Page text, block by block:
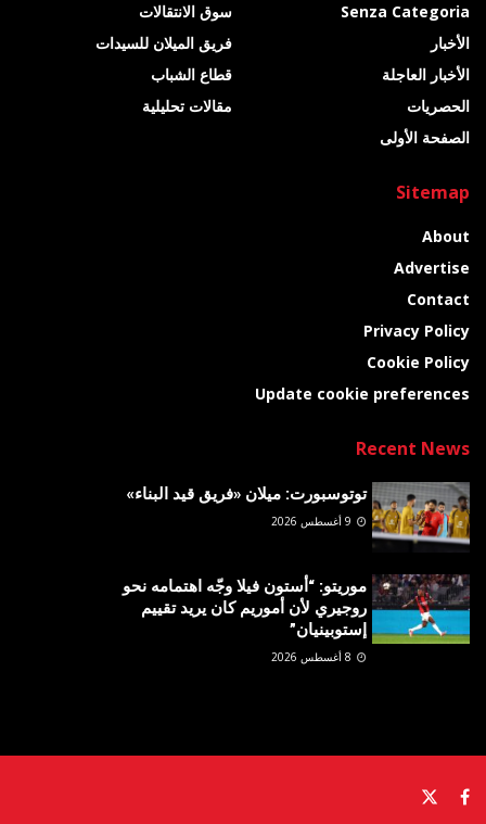
Senza Categoria
الأخبار
الأخبار العاجلة
الحصريات
الصفحة الأولى
سوق الانتقالات
فريق الميلان للسيدات
قطاع الشباب
مقالات تحليلية
Sitemap
About
Advertise
Contact
Privacy Policy
Cookie Policy
Update cookie preferences
Recent News
توتوسبورت: ميلان «فريق قيد البناء»
موريتو: “أستون فيلا وجّه اهتمامه نحو
روجيري لأن أموريم كان يريد تقييم
إستوبينيان”